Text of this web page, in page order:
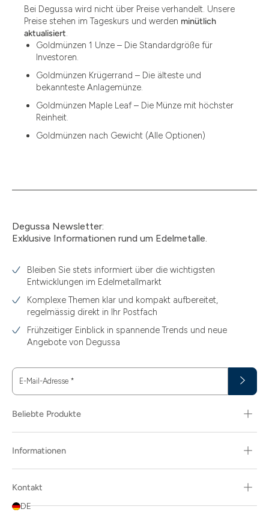
1.87
12.15
13.77
15.55
15.60
3.05
3.11
3.12
3.44
3.58
3.66
30
Bei Degussa wird nicht über Preise verhandelt. Unsere
Preise stehen im Tageskurs und werden minütlich
aktualisiert.
Goldmünzen 1 Unze – Die Standardgröße für
Investoren.
Goldmünzen Krügerrand – Die älteste und
bekannteste Anlagemünze.
Goldmünzen Maple Leaf – Die Münze mit höchster
Reinheit.
Goldmünzen nach Gewicht (Alle Optionen)
Degussa Newsletter:
Exklusive Informationen rund um Edelmetalle.
Bleiben Sie stets informiert über die wichtigsten
Entwicklungen im Edelmetallmarkt
Komplexe Themen klar und kompakt aufbereitet,
regelmässig direkt in Ihr Postfach
Frühzeitiger Einblick in spannende Trends und neue
Angebote von Degussa
E-Mail-Adresse *
Beliebte Produkte
Informationen
Kontakt
DE